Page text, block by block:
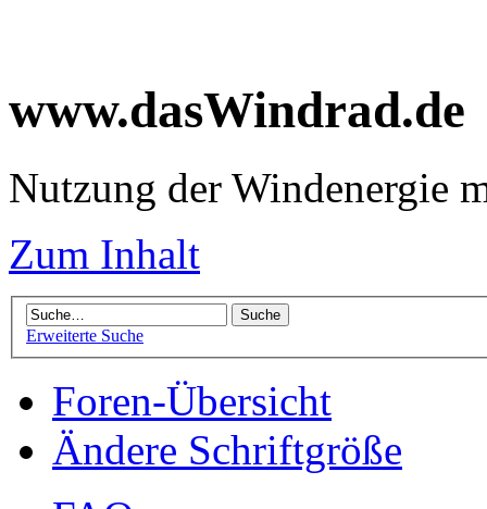
www.dasWindrad.de
Nutzung der Windenergie
Zum Inhalt
Erweiterte Suche
Foren-Übersicht
Ändere Schriftgröße